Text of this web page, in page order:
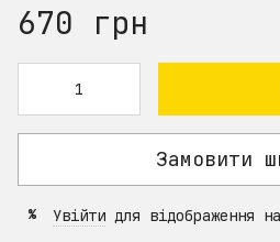
670 грн
Замовити
% Увійти для відображення